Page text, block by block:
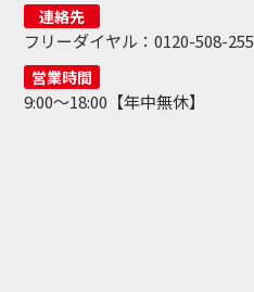
連絡先
フリーダイヤル：0120-508-255
営業時間
9:00～18:00【年中無休】